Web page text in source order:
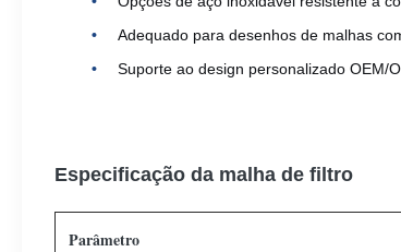
Adequado para desenhos de malhas
Suporte ao design personalizado OEM/
Especificação da malha de filtro
Parâmetro